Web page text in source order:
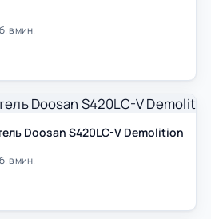
в мин.
Doosan S420LC-V Demolition
в мин.